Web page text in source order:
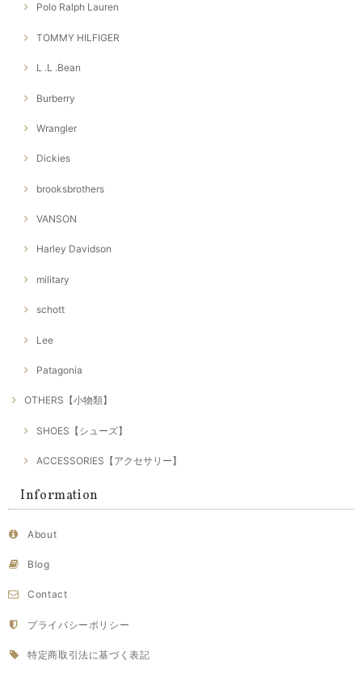
Polo Ralph Lauren
TOMMY HILFIGER
L .L .Bean
Burberry
Wrangler
Dickies
brooksbrothers
VANSON
Harley Davidson
military
schott
Lee
Patagonia
OTHERS【小物類】
SHOES【シューズ】
ACCESSORIES【アクセサリー】
Information
About
Blog
Contact
プライバシーポリシー
特定商取引法に基づく表記